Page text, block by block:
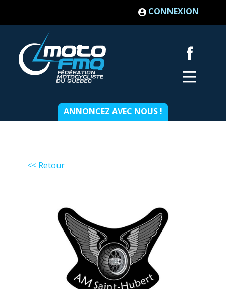
CONNEXION
ANNONCEZ AVEC NOUS !
<< Retour